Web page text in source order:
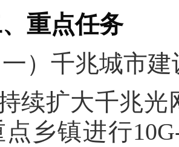
重点任务
一）千兆城市
续扩大千兆
点乡镇进行